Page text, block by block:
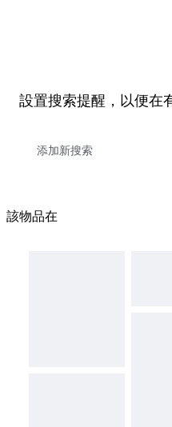
設置搜索提醒，以便在
該物品在